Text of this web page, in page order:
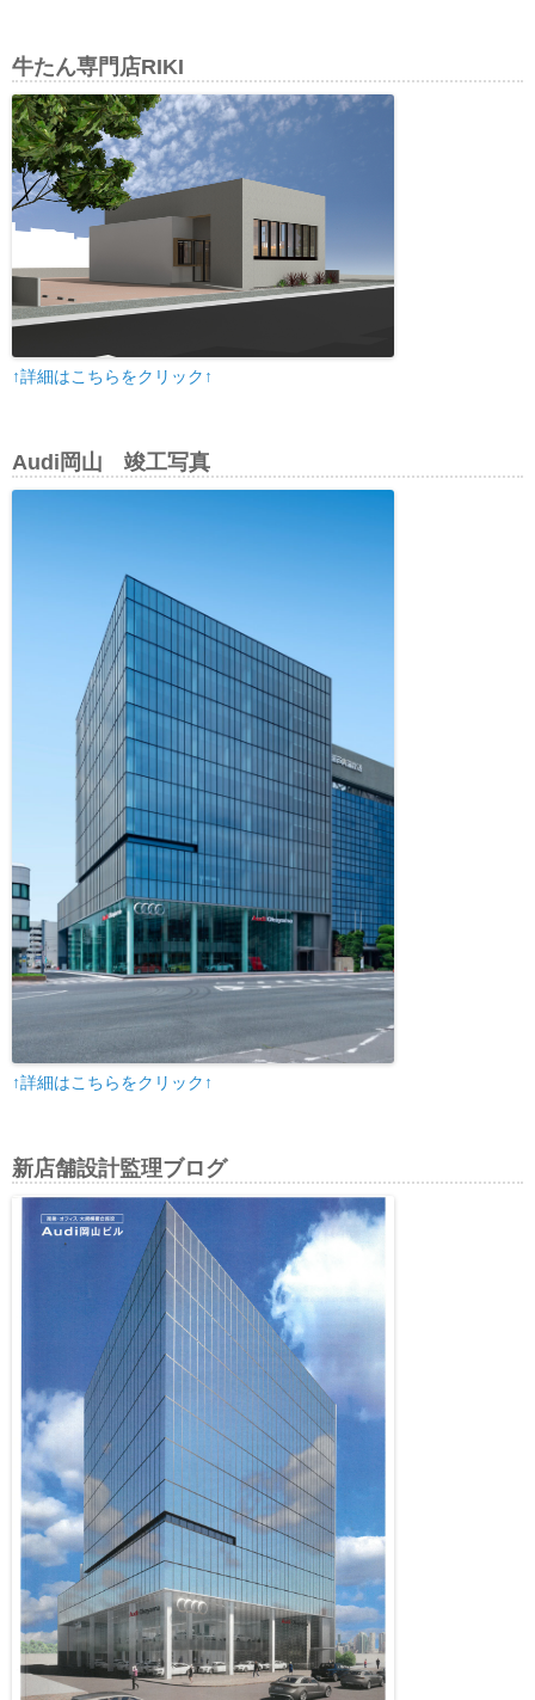
牛たん専門店RIKI
↑詳細はこちらをクリック↑
Audi岡山 竣工写真
↑詳細はこちらをクリック↑
新店舗設計監理ブログ